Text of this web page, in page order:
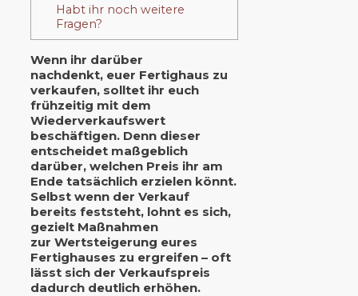
Habt ihr noch weitere
Fragen?
Wenn ihr darüber
nachdenkt, euer Fertighaus zu
verkaufen, solltet ihr euch
frühzeitig mit dem
Wiederverkaufswert
beschäftigen. Denn dieser
entscheidet maßgeblich
darüber, welchen Preis ihr am
Ende tatsächlich erzielen könnt.
Selbst wenn der Verkauf
bereits feststeht, lohnt es sich,
gezielt Maßnahmen
zur Wertsteigerung eures
Fertighauses zu ergreifen – oft
lässt sich der Verkaufspreis
dadurch deutlich erhöhen.